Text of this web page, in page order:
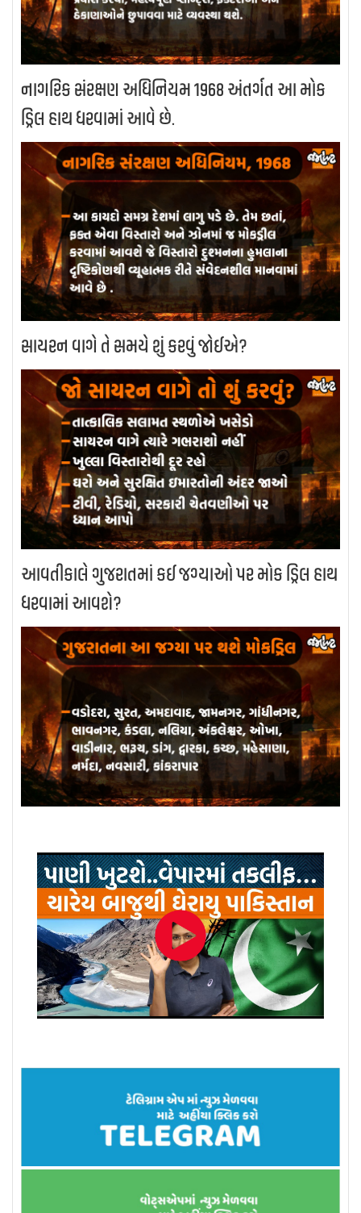
નાગરિક સંરક્ષણ અધિનિયમ 1968 અંતર્ગત આ મોક
ડ્રિલ હાથ ધરવામાં આવે છે.
સાયરન વાગે તે સમયે શું કરવું જોઈએ?
આવતીકાલે ગુજરાતમાં કઈ જગ્યાઓ પર મોક ડ્રિલ હાથ
ધરવામાં આવશે?